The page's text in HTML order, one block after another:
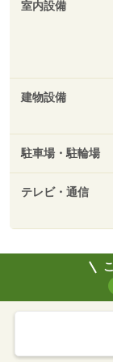
室内設備
建物設備
駐車場・駐輪場
テレビ・通信